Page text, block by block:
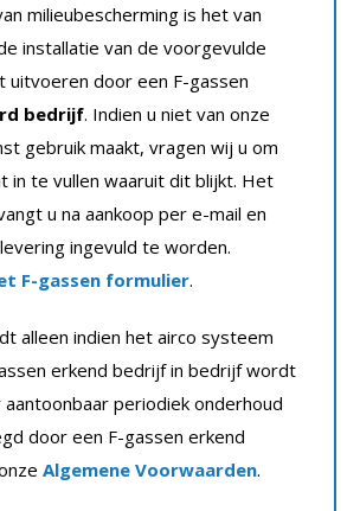
milieubescherming is het van
installatie van de voorgevulde
uitvoeren door een F-gassen
bedrijf. Indien u niet van onze
gebruik maakt, vragen wij u om
in te vullen waaruit dit blijkt. Het
u na aankoop per e-mail en
ingevuld te worden.
F-gassen formulier.
alleen indien het airco systeem
erkend bedrijf in bedrijf wordt
periodiek onderhoud
door een F-gassen erkend
Algemene Voorwaarden.